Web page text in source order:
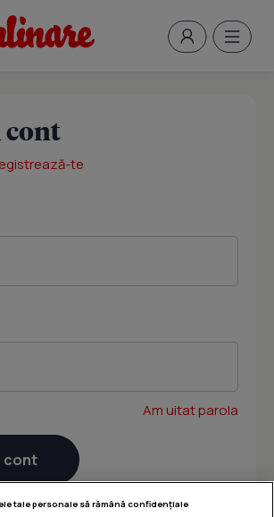
te
Am uitat parola
tale personale să rămână confidențiale